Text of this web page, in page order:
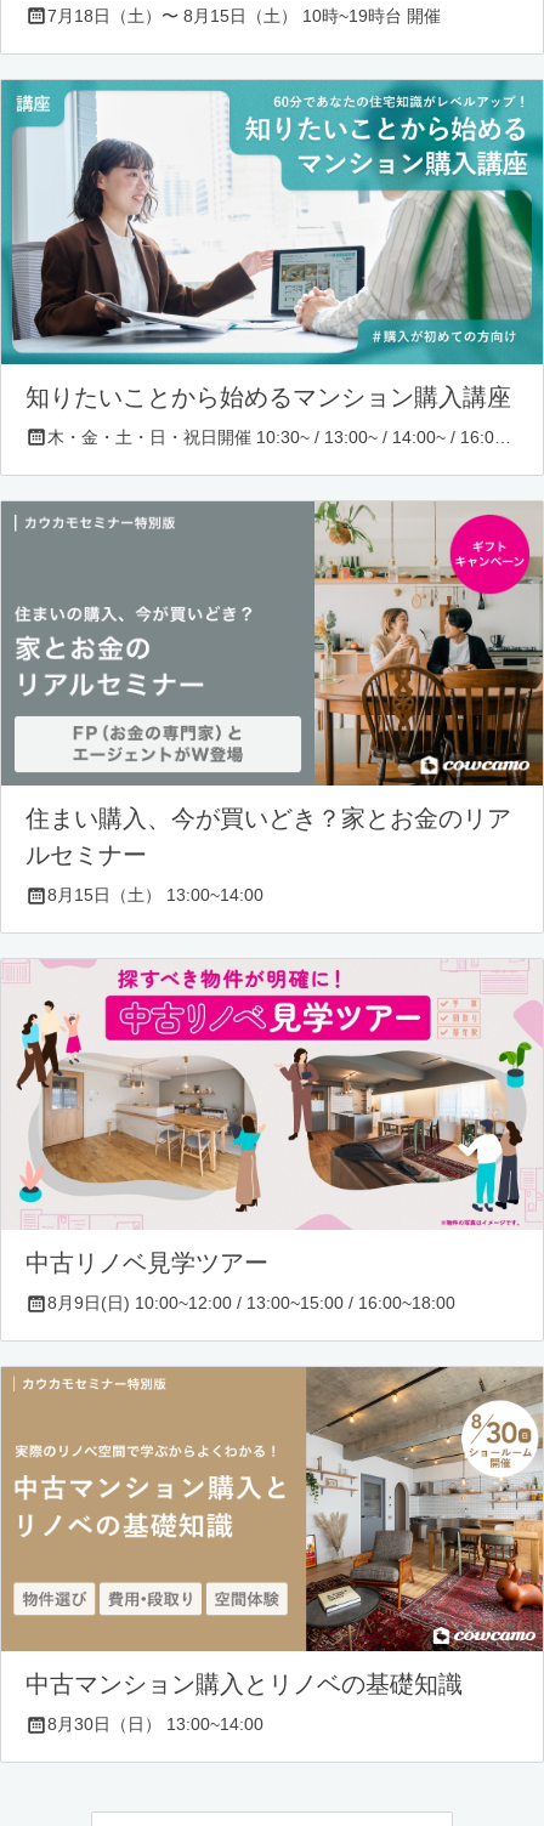
7月18日（土）〜 8月15日（土） 10時~19時台 開催
知りたいことから始めるマンション購入講座
住まい購入、今が買いどき？家とお金のリア
ルセミナー
8月15日（土） 13:00~14:00
中古リノベ見学ツアー
8月9日(日) 10:00~12:00 / 13:00~15:00 / 16:00~18:00
中古マンション購入とリノベの基礎知識
8月30日（日） 13:00~14:00